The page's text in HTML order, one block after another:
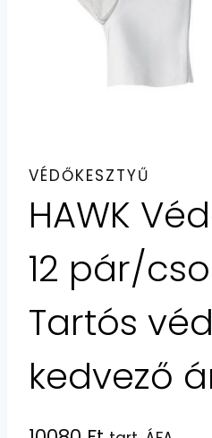
VÉDŐKESZTYŰ
HAWK
12 pár/
Tartós
kedvező